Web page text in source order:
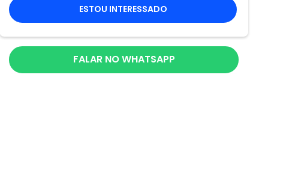
ESTOU INTERESSADO
FALAR NO WHATSAPP